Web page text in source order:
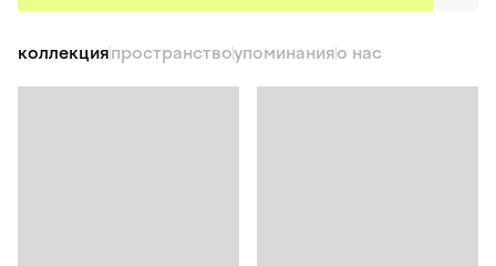
коллекцияпространствоупоминанияо нас